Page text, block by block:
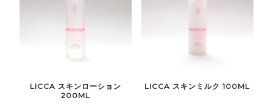
LICCA スキンローション
200ML
LICCA スキンミルク 100ML